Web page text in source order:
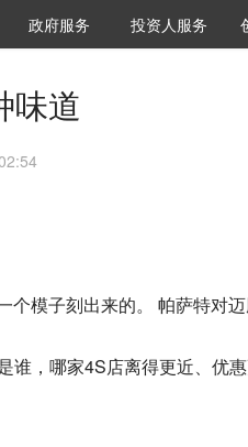
城市之窗
政府服务 VClub投资机构库
投资机构职位推介
投资人服务
味道
个模子刻出来的。 帕萨特对
谁，哪家4S店离得更近、优